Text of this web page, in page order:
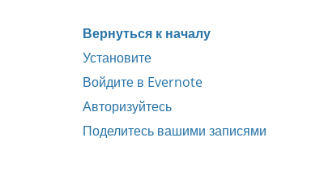
Вернуться к началу
Установите
Войдите в Evernote
Авторизуйтесь
Поделитесь вашими записями